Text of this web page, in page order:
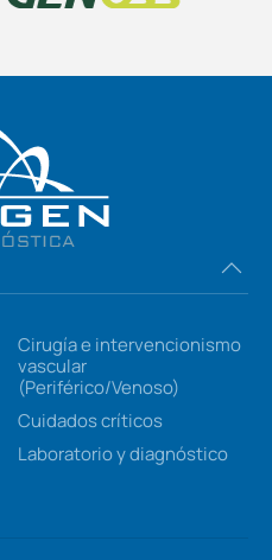
Cirugía e intervencionismo
vascular
(Periférico/Venoso)
Cuidados críticos
Laboratorio y diagnóstico